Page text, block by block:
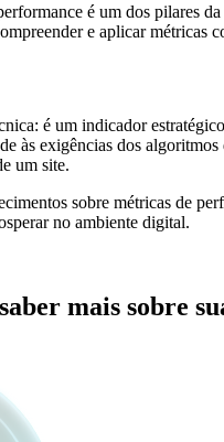
é um dos pilares
e aplicar métricas
é um indicador
às exigências dos algoritmos
um site.
sobre métricas de
no ambiente digital.
mais sobre